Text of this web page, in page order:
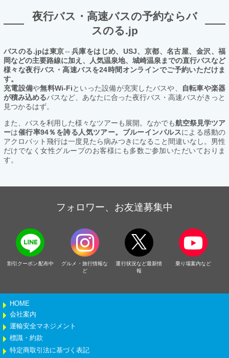
夜行バス・高速バスの予約ならバ
スのる.jp
バスのる.jpは東京⇔兵庫をはじめ、USJ、京都、名古屋、金沢、福
岡などの主要路線に加え、人気温泉地、城崎温泉までの直行バスなど
様々な夜行バス・高速バスを24時間オンラインでご予約いただけま
す。
充電設備や無料Wi-Fiといった設備が充実したバスや、
自転車や楽器
が積み込めるバスなど、あなたに合った夜行バス・高速バスがきっと
見つかるはず。
また、バスを利用した様々なツアーも展開。なかでも航空祭見学ツア
ーは催行率94％を誇る人気ツアー。ブルーインパルスによる感動の
アクロバット飛行は一度見たら病みつきになること間違いなし。男性
だけでなく女性グループのお客様にも多数ご参加いただいておりま
す。
フォロワー、お友達募集中
割引クーポン配布中
グルメ・旅行情報な
ど
運行状況など最新情
報
乗り場案内など
HOME
会社案内
運輸安全マネジメント
標識・約款
特定商取引法に基づく表記